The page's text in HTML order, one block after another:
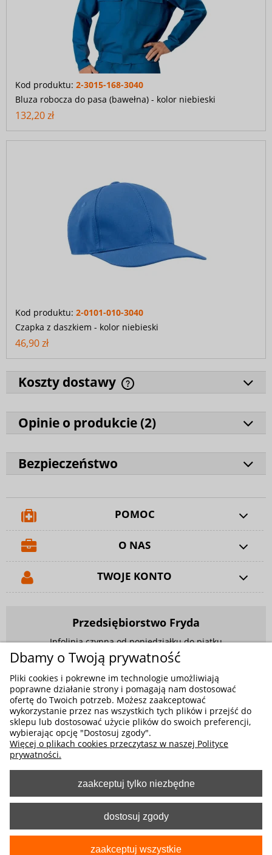
Kod produktu: 2-3015-168-3040
Bluza robocza do pasa (bawełna) - kolor niebieski
132,20 zł
Kod produktu: 2-0101-010-3040
Czapka z daszkiem - kolor niebieski
46,90 zł
Koszty dostawy
Opinie o produkcie (2)
Bezpieczeństwo
POMOC
O NAS
TWOJE KONTO
Przedsiębiorstwo Fryda
Infolinia czynna od poniedziałku do piątku
w godzinach 9.00 - 17.00
881 703 704
E-mail:sklep@fryda.com.pl
Sklepy stacjonarne:
ul. Składowa 26, 34-400 Nowy Targ
ul. Żywiecka 91, 43-300 Bielsko-Biała
MOŻLIWE FORMY PŁATNOŚCI
Dbamy o Twoją prywatność
Pliki cookies i pokrewne im technologie umożliwiają
poprawne działanie strony i pomagają nam dostosować
ofertę do Twoich potrzeb. Możesz zaakceptować
wykorzystanie przez nas wszystkich tych plików i przejść do
sklepu lub dostosować użycie plików do swoich preferencji,
wybierając opcję "Dostosuj zgody".
Więcej o plikach cookies przeczytasz w naszej Polityce
prywatności.
zaakceptuj tylko niezbędne
dostosuj zgody
zaakceptuj wszystkie